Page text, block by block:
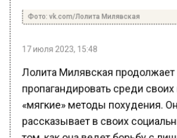
пропагандировать среди своих
«мягкие» методы похудения.
рассказывает в своих
том, как она ведет борьбу с